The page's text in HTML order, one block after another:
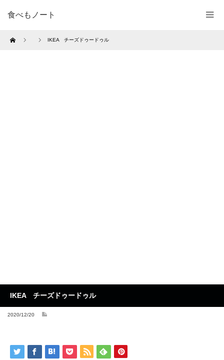
食べもノート
Home IKEA チーズドゥードゥル
IKEA チーズドゥードゥル
2020/12/20